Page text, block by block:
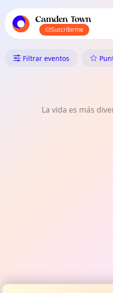
de eventos locales
Camden Town
Suscribirme
Qué Hacer en
Filtrar eventos
La vida es más